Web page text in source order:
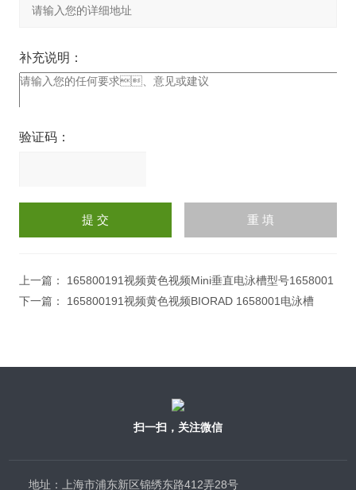
补充说明：
验证码：
上一篇： 165800191视频黄色视频Mini垂直电泳槽型号1658001
下一篇： 165800191视频黄色视频BIORAD 1658001电泳槽
扫一扫，关注微信
地址：上海市浦东新区锦绣东路412弄28号